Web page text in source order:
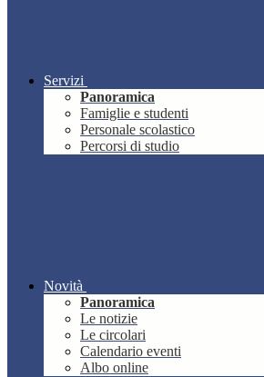
Servizi
Panoramica
Famiglie e studenti
Personale scolastico
Percorsi di studio
Novità
Panoramica
Le notizie
Le circolari
Calendario eventi
Albo online